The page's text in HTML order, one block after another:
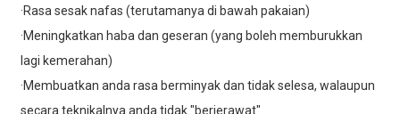
·Rasa sesak nafas (terutamanya di bawah pakaian)
·Meningkatkan haba dan geseran (yang boleh memburukkan
lagi kemerahan)
·Membuatkan anda rasa berminyak dan tidak selesa, walaupun
secara teknikalnya anda tidak "berjerawat"